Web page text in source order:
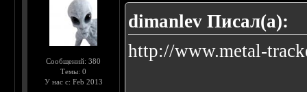
Сообщений: 380
Темы: 0
У нас с: Feb 2013
dimanlev Писал(а):
http://www.metal-